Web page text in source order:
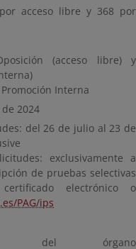
acceso libre y 368 por
(acceso libre) y
Interna
2024
del 26 de julio al 23 de
exclusivamente a
de pruebas selectivas
electrónico o
PAG/ips
del órgano